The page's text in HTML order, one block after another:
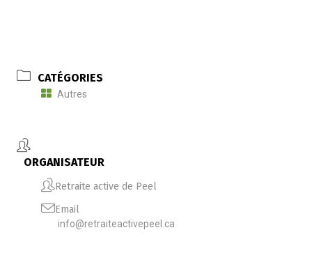
CATÉGORIES
Autres
ORGANISATEUR
Retraite active de Peel
Email
info@retraiteactivepeel.ca